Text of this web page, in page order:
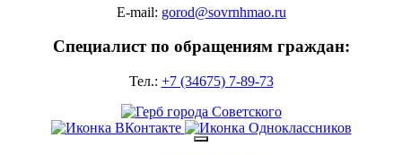
E-mail: gorod@sovrnhmao.ru
Специалист по обращениям граждан:
Тел.: +7 (34675) 7-89-73